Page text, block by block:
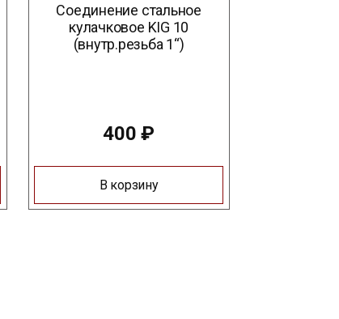
Соединение стальное
кулачковое KIG 10
(внутр.резьба 1“)
400₽
В корзину